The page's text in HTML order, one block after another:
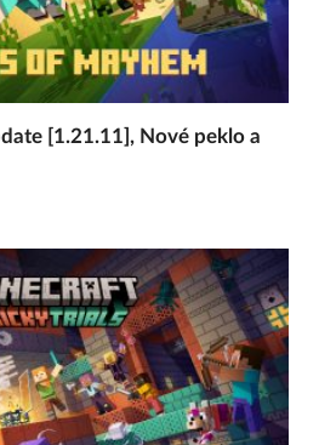
[1.21.11], Nové peklo a